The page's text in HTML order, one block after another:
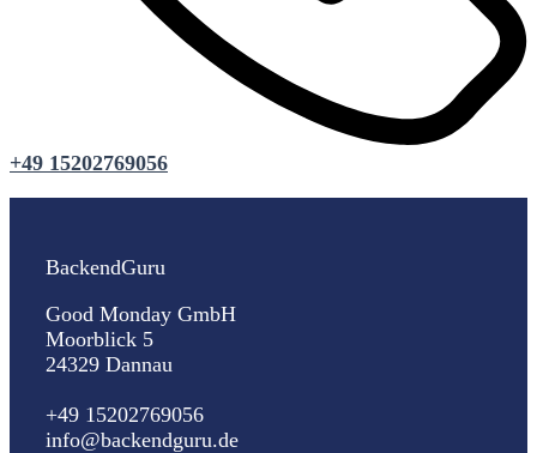
+49 15202769056
BackendGuru
Good Monday GmbH
Moorblick 5
24329 Dannau
+49 15202769056
info@backendguru.de